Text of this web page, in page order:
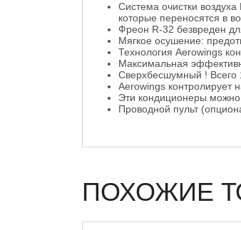
Система очистки
которые переносятся в
Фреон R-32 безвреден
Мягкое осушение:
Технология Aerowings
Максимальная
Сверхбесшумный ! Всего
Aerowings контролирует
Эти кондиционеры можно
Проводной пульт
ПОХОЖИЕ